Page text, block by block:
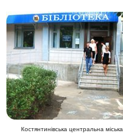
Костянтинівська центральна міська